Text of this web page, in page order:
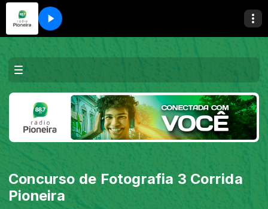
Concurso de Fotografia 3 Corrida
Pioneira